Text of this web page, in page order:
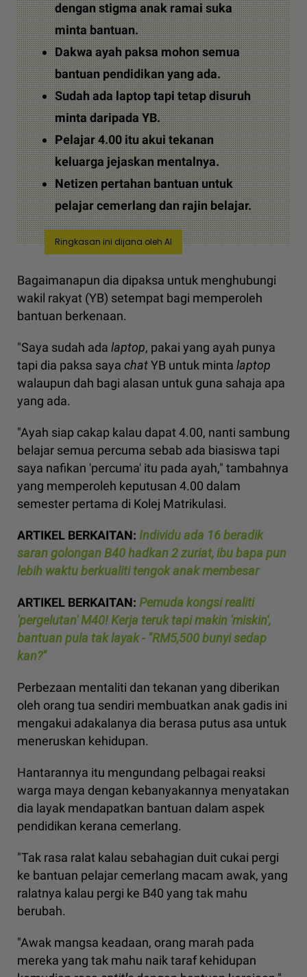
dengan stigma anak ramai suka
minta bantuan.
Dakwa ayah paksa mohon semua
bantuan pendidikan yang ada.
Sudah ada laptop tapi tetap disuruh
minta daripada YB.
Pelajar 4.00 itu akui tekanan
keluarga jejaskan mentalnya.
Netizen pertahan bantuan untuk
pelajar cemerlang dan rajin belajar.
Ringkasan ini dijana oleh AI
Bagaimanapun dia dipaksa untuk menghubungi
wakil rakyat (YB) setempat bagi memperoleh
bantuan berkenaan.
"Saya sudah ada laptop, pakai yang ayah punya
tapi dia paksa saya chatYB untuk minta laptop
walaupun dah bagi alasan untuk guna sahaja apa
yang ada.
"Ayah siap cakap kalau dapat 4.00, nanti sambung
belajar semua percuma sebab ada biasiswa tapi
saya nafikan 'percuma' itu pada ayah," tambahnya
yang memperoleh keputusan 4.00 dalam
semester pertama di Kolej Matrikulasi.
ARTIKEL BERKAITAN: Individu ada 16 beradik
saran golongan B40 hadkan 2 zuriat, ibu bapa pun
lebih waktu berkualiti tengok anak membesar
ARTIKEL BERKAITAN: Pemuda kongsi realiti
'pergelutan' M40! Kerja teruk tapi makin 'miskin',
bantuan pula tak layak - "RM5,500 bunyi sedap
kan?"
Perbezaan mentaliti dan tekanan yang diberikan
oleh orang tua sendiri membuatkan anak gadis ini
mengakui adakalanya dia berasa putus asa untuk
meneruskan kehidupan.
Hantarannya itu mengundang pelbagai reaksi
warga maya dengan kebanyakannya menyatakan
dia layak mendapatkan bantuan dalam aspek
pendidikan kerana cemerlang.
"Tak rasa ralat kalau sebahagian duit cukai pergi
ke bantuan pelajar cemerlang macam awak, yang
ralatnya kalau pergi ke B40 yang tak mahu
berubah.
"Awak mangsa keadaan, orang marah pada
mereka yang tak mahu naik taraf kehidupan